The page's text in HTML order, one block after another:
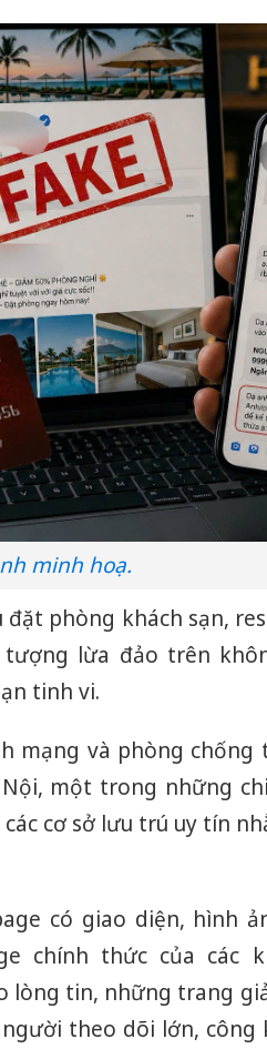
minh hoạ.
đặt phòng khách sạn,
lừa đảo trên
tinh vi.
mạng và phòng chống
Nội, một trong những
cơ sở lưu trú uy tín
có giao diện, hình
chính thức của các
lòng tin, những trang
theo dõi lớn, công